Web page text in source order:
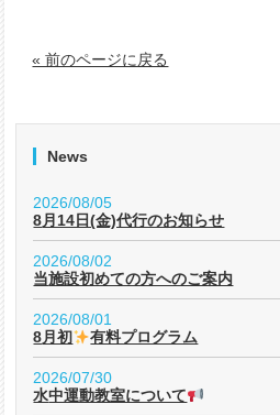
« 前のページに戻る
News
2026/08/05
8月14日(金)代行のお知らせ
2026/08/02
当施設初めての方へのご案内
2026/08/01
8月初
有料プログラム
2026/07/30
水中運動教室について